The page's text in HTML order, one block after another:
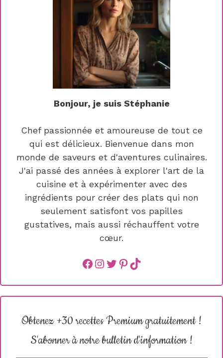
Bonjour, je suis Stéphanie
Chef passionnée et amoureuse de tout ce
qui est délicieux. Bienvenue dans mon
monde de saveurs et d'aventures culinaires.
J'ai passé des années à explorer l'art de la
cuisine et à expérimenter avec des
ingrédients pour créer des plats qui non
seulement satisfont vos papilles
gustatives, mais aussi réchauffent votre
cœur.
Facebook
instagram
Twitter
Pinterest
TikTok
Obtenez +30 recettes Premium gratuitement !
S'abonner à notre bulletin d'information !